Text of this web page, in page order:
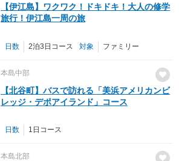
【伊江島】ワクワク！ドキドキ！大人の修学
旅行！伊江島一周の旅
日数 2泊3日コース 対象 ファミリー
本島中部
【北谷町】バスで訪れる「美浜アメリカンビ
レッジ・デポアイランド」コース
日数 1日コース
本島北部